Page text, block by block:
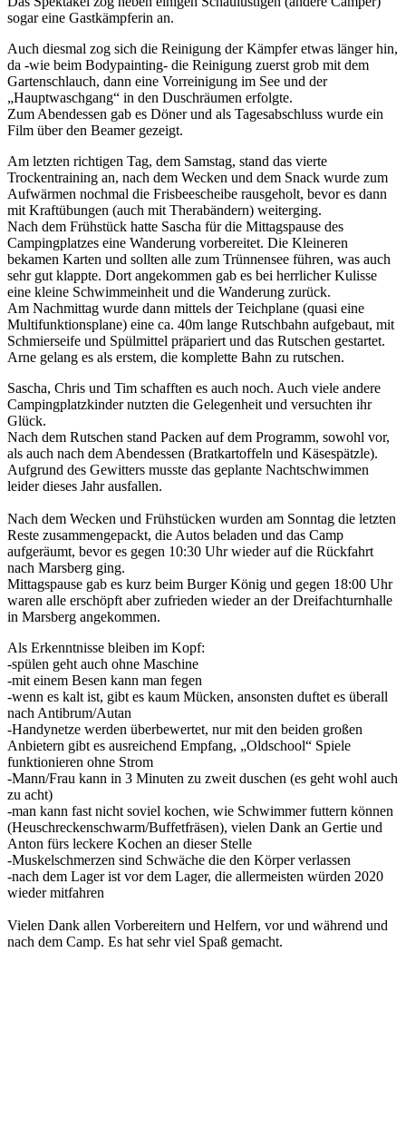
sogar eine Gastkämpferin an.
Auch diesmal zog sich die Reinigung der Kämpfer etwas länger hin,
da -wie beim Bodypainting- die Reinigung zuerst grob mit dem
Gartenschlauch, dann eine Vorreinigung im See und der
„Hauptwaschgang“ in den Duschräumen erfolgte.
Zum Abendessen gab es Döner und als Tagesabschluss wurde ein
Film über den Beamer gezeigt.
Am letzten richtigen Tag, dem Samstag, stand das vierte
Trockentraining an, nach dem Wecken und dem Snack wurde zum
Aufwärmen nochmal die Frisbeescheibe rausgeholt, bevor es dann
mit Kraftübungen (auch mit Therabändern) weiterging.
Nach dem Frühstück hatte Sascha für die Mittagspause des
Campingplatzes eine Wanderung vorbereitet. Die Kleineren
bekamen Karten und sollten alle zum Trünnensee führen, was auch
sehr gut klappte. Dort angekommen gab es bei herrlicher Kulisse
eine kleine Schwimmeinheit und die Wanderung zurück.
Am Nachmittag wurde dann mittels der Teichplane (quasi eine
Multifunktionsplane) eine ca. 40m lange Rutschbahn aufgebaut, mit
Schmierseife und Spülmittel präpariert und das Rutschen gestartet.
Arne gelang es als erstem, die komplette Bahn zu rutschen.
Sascha, Chris und Tim schafften es auch noch. Auch viele andere
Campingplatzkinder nutzten die Gelegenheit und versuchten ihr
Glück.
Nach dem Rutschen stand Packen auf dem Programm, sowohl vor,
als auch nach dem Abendessen (Bratkartoffeln und Käsespätzle).
Aufgrund des Gewitters musste das geplante Nachtschwimmen
leider dieses Jahr ausfallen.
Nach dem Wecken und Frühstücken wurden am Sonntag die letzten
Reste zusammengepackt, die Autos beladen und das Camp
aufgeräumt, bevor es gegen 10:30 Uhr wieder auf die Rückfahrt
nach Marsberg ging.
Mittagspause gab es kurz beim Burger König und gegen 18:00 Uhr
waren alle erschöpft aber zufrieden wieder an der Dreifachturnhalle
in Marsberg angekommen.
Als Erkenntnisse bleiben im Kopf:
-spülen geht auch ohne Maschine
-mit einem Besen kann man fegen
-wenn es kalt ist, gibt es kaum Mücken, ansonsten duftet es überall
nach Antibrum/Autan
-Handynetze werden überbewertet, nur mit den beiden großen
Anbietern gibt es ausreichend Empfang, „Oldschool“ Spiele
funktionieren ohne Strom
-Mann/Frau kann in 3 Minuten zu zweit duschen (es geht wohl auch
zu acht)
-man kann fast nicht soviel kochen, wie Schwimmer futtern können
(Heuschreckenschwarm/Buffetfräsen), vielen Dank an Gertie und
Anton fürs leckere Kochen an dieser Stelle
-Muskelschmerzen sind Schwäche die den Körper verlassen
-nach dem Lager ist vor dem Lager, die allermeisten würden 2020
wieder mitfahren
Vielen Dank allen Vorbereitern und Helfern, vor und während und
nach dem Camp. Es hat sehr viel Spaß gemacht.